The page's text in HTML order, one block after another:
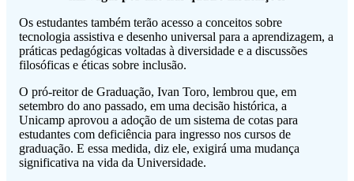
Os estudantes também terão acesso a conceitos sobre
tecnologia assistiva e desenho universal para a aprendizagem, a
práticas pedagógicas voltadas à diversidade e a discussões
filosóficas e éticas sobre inclusão.
O pró-reitor de Graduação, Ivan Toro, lembrou que, em
setembro do ano passado, em uma decisão histórica, a
Unicamp aprovou a adoção de um sistema de cotas para
estudantes com deficiência para ingresso nos cursos de
graduação. E essa medida, diz ele, exigirá uma mudança
significativa na vida da Universidade.